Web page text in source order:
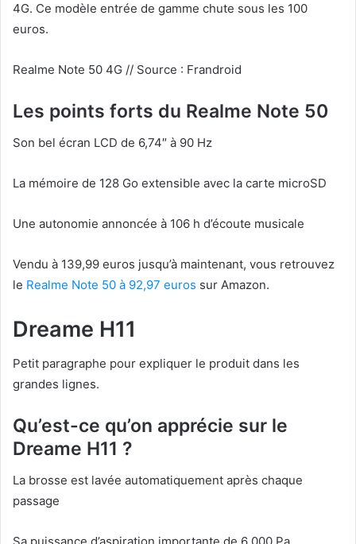
4G. Ce modèle entrée de gamme chute sous les 100
euros.
Realme Note 50 4G // Source : Frandroid
Les points forts du Realme Note 50
Son bel écran LCD de 6,74″ à 90 Hz
La mémoire de 128 Go extensible avec la carte microSD
Une autonomie annoncée à 106 h d’écoute musicale
Vendu à 139,99 euros jusqu’à maintenant, vous retrouvez
le Realme Note 50 à 92,97 euros sur Amazon.
Dreame H11
Petit paragraphe pour expliquer le produit dans les
grandes lignes.
Qu’est-ce qu’on apprécie sur le
Dreame H11 ?
La brosse est lavée automatiquement après chaque
passage